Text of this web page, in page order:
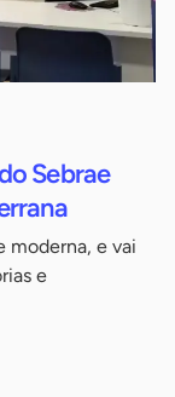
Sebrae
moderna, e vai
e